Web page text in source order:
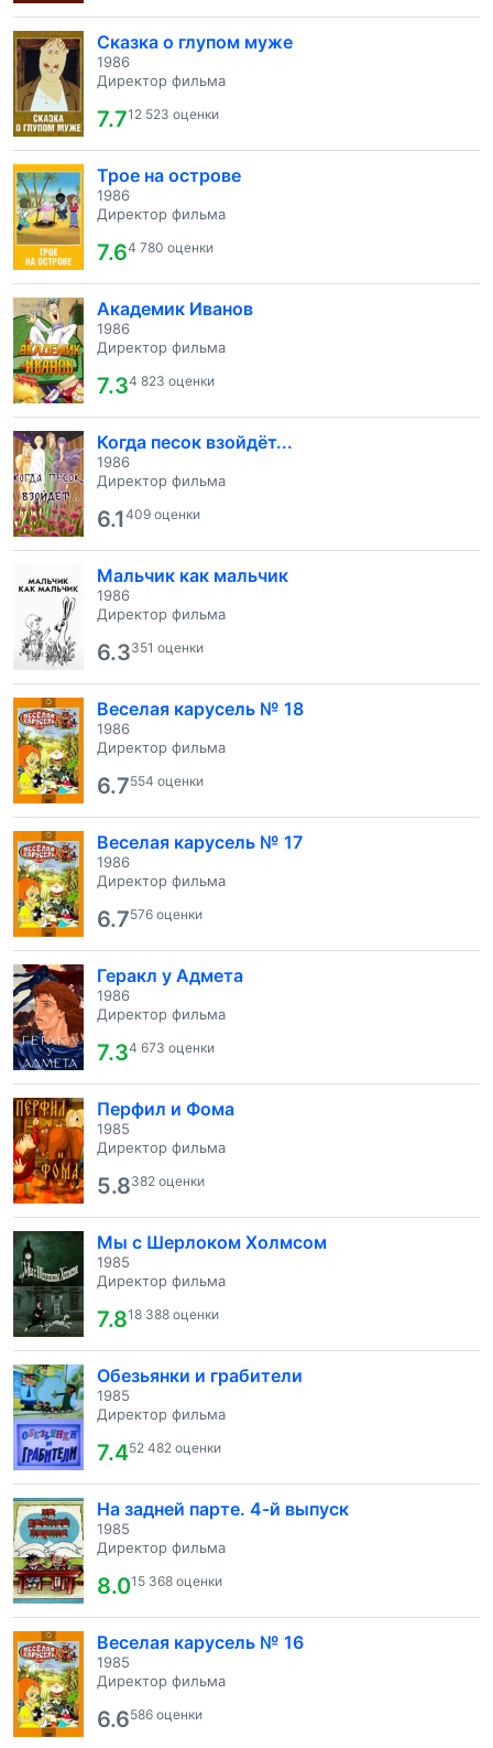
Сказка о глупом муже
1986
Директор фильма
7.712 523 оценки
Трое на острове
1986
Директор фильма
7.64 780 оценки
Академик Иванов
1986
Директор фильма
7.34 823 оценки
Когда песок взойдёт...
1986
Директор фильма
6.1409 оценки
Мальчик как мальчик
1986
Директор фильма
6.3351 оценки
Веселая карусель № 18
1986
Директор фильма
6.7554 оценки
Веселая карусель № 17
1986
Директор фильма
6.7576 оценки
Геракл у Адмета
1986
Директор фильма
7.34 673 оценки
Перфил и Фома
1985
Директор фильма
5.8382 оценки
Мы с Шерлоком Холмсом
1985
Директор фильма
7.818 388 оценки
Обезьянки и грабители
1985
Директор фильма
7.452 482 оценки
На задней парте. 4-й выпуск
1985
Директор фильма
8.015 368 оценки
Веселая карусель № 16
1985
Директор фильма
6.6586 оценки